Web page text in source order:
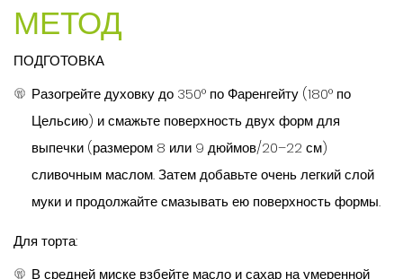
МЕТОД
ПОДГОТОВКА
Разогрейте духовку до 350° по Фаренгейту (180° по
Цельсию) и смажьте поверхность двух форм для
выпечки (размером 8 или 9 дюймов/20–22 см)
сливочным маслом. Затем добавьте очень легкий слой
муки и продолжайте смазывать ею поверхность формы.
Для торта:
В средней миске взбейте масло и сахар на умеренной